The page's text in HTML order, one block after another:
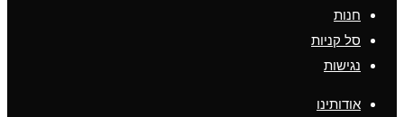
חנות
סל קניות
נגישות
אודותינו